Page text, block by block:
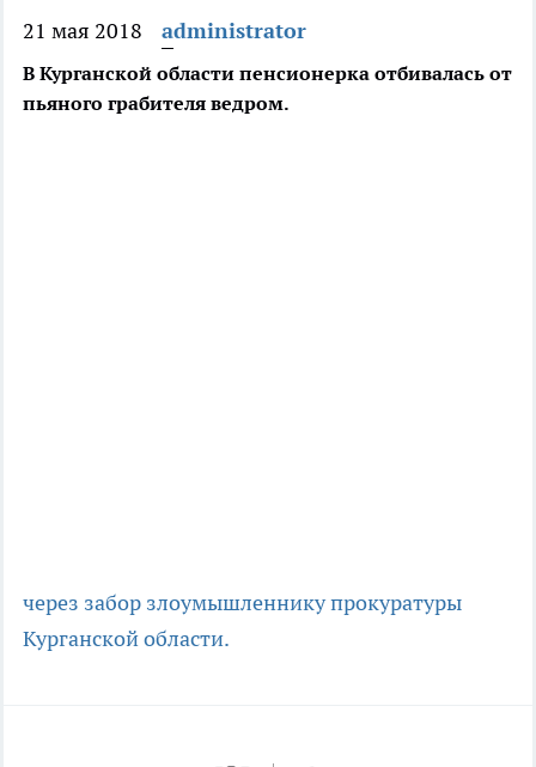
21 мая 2018 administrator
В Курганской области пенсионерка отбивалась от
пьяного грабителя ведром.
через забор злоумышленникупрокуратуры
Курганской области.